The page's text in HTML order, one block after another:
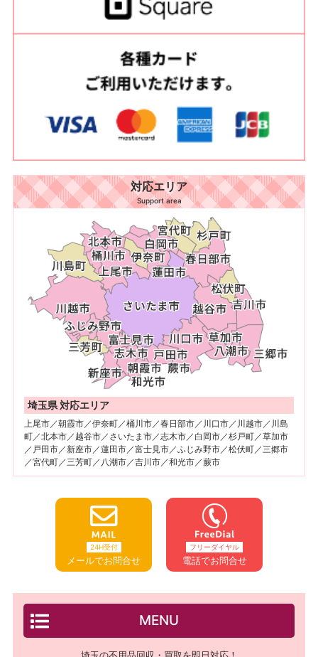
対応エリア
Support area
埼玉県 対応エリア
上尾市／朝霞市／伊奈町／桶川市／春日部市／川口市／川越市／川島
町／北本市／越谷市／さいたま市／志木市／白岡市／杉戸町／草加市
／戸田市／新座市／蓮田市／富士見市／ふじみ野市／松伏町／三郷市
／宮代町／三芳町／八潮市／吉川市／和光市／蕨市
24H受付
メールでお問合せ
フリーダイヤル
電話でお問合せ
MENU
埼玉の不用品回収・買取を即日対応！